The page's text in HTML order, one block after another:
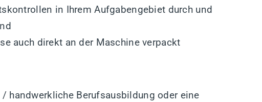
in Ihrem Aufgabengebiet durch und
auch direkt an der Maschine verpackt
handwerkliche Berufsausbildung oder eine